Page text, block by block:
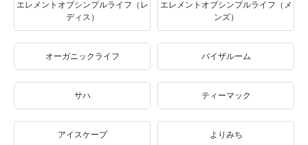
エレメントオブシンプルライフ（レ
ディス）
エレメントオブシンプルライフ（メ
ンズ）
オーガニックライフ バイザルーム
サハ ティーマック
アイスケープ よりみち